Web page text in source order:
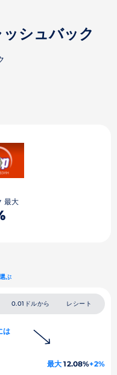
シュバック
最大
選ぶ
0.01ドルから レシート
は
最大 12.08%+2%